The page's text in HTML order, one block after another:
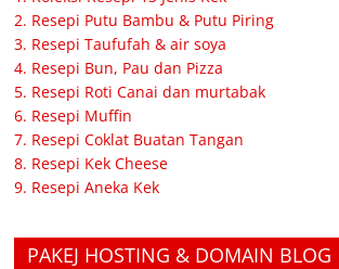
2. Resepi Putu Bambu & Putu Piring
3. Resepi Taufufah & air soya
4. Resepi Bun, Pau dan Pizza
5. Resepi Roti Canai dan murtabak
6. Resepi Muffin
7. Resepi Coklat Buatan Tangan
8. Resepi Kek Cheese
9. Resepi Aneka Kek
PAKEJ HOSTING & DOMAIN BLOG